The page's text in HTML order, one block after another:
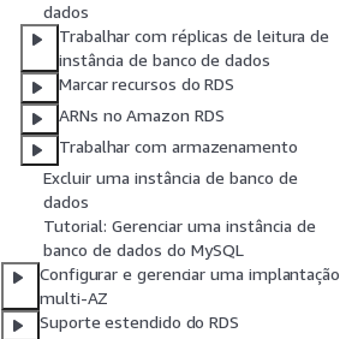
dados
Trabalhar com réplicas de leitura de
instância de banco de dados
Marcar recursos do RDS
ARNs no Amazon RDS
Trabalhar com armazenamento
Excluir uma instância de banco de
dados
Tutorial: Gerenciar uma instância de
banco de dados do MySQL
Configurar e gerenciar uma implantação
multi-AZ
Suporte estendido do RDS